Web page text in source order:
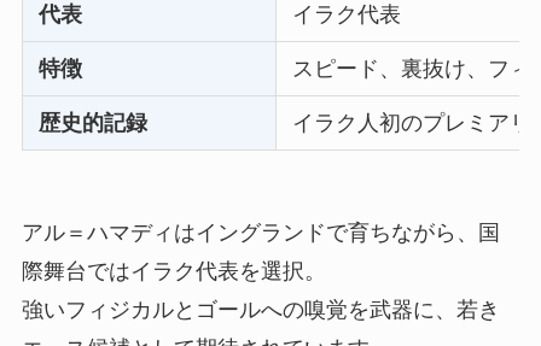
代表 イラク代表
特徴 スピード、裏抜け、フィ
歴史的記録 イラク人初のプレミアリ
アル＝ハマディはイングランドで育ちながら、国
際舞台ではイラク代表を選択。
強いフィジカルとゴールへの嗅覚を武器に、若き